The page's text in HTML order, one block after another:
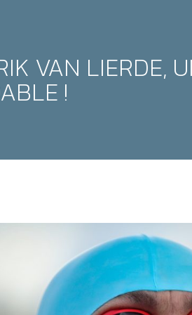
VAN LIERDE,
!